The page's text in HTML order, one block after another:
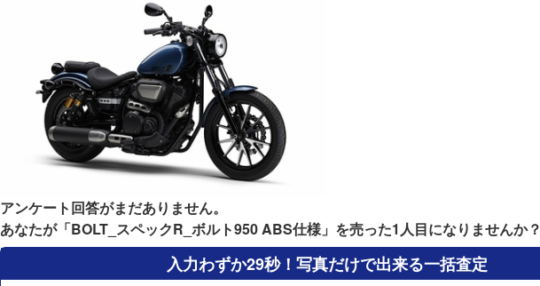
アンケート回答がまだありません。
あなたが「BOLT_スペックR_ボルト950 ABS仕様」を売った1人目になりませんか？
入力わずか29秒！ 写真だけで出来る一括査定